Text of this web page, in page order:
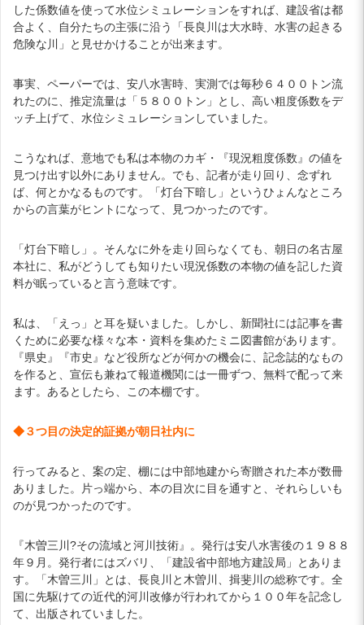
した係数値を使って水位シミュレーションをすれば、建設省は都
合よく、自分たちの主張に沿う「長良川は大水時、水害の起きる
危険な川」と見せかけることが出来ます。
事実、ペーパーでは、安八水害時、実測では毎秒６４００トン流
れたのに、推定流量は「５８００トン」とし、高い粗度係数をデ
ッチ上げて、水位シミュレーションしていました。
こうなれば、意地でも私は本物のカギ・『現況粗度係数』の値を
見つけ出す以外にありません。でも、記者が走り回り、念ずれ
ば、何とかなるものです。「灯台下暗し」というひょんなところ
からの言葉がヒントになって、見つかったのです。
「灯台下暗し」。そんなに外を走り回らなくても、朝日の名古屋
本社に、私がどうしても知りたい現況係数の本物の値を記した資
料が眠っていると言う意味です。
私は、「えっ」と耳を疑いました。しかし、新聞社には記事を書
くために必要な様々な本・資料を集めたミニ図書館があります。
『県史』『市史』など役所などが何かの機会に、記念誌的なもの
を作ると、宣伝も兼ねて報道機関には一冊ずつ、無料で配って来
ます。あるとしたら、この本棚です。
◆３つ目の決定的証拠が朝日社内に
行ってみると、案の定、棚には中部地建から寄贈された本が数冊
ありました。片っ端から、本の目次に目を通すと、それらしいも
のが見つかったのです。
『木曽三川?その流域と河川技術』。発行は安八水害後の１９８８
年９月。発行者にはズバリ、「建設省中部地方建設局」とありま
す。「木曽三川」とは、長良川と木曽川、揖斐川の総称です。全
国に先駆けての近代的河川改修が行われてから１００年を記念し
て、出版されていました。